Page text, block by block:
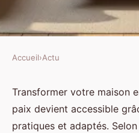
Point home :
intérieur
Accueil›Actu
Transformer votre maison
paix devient accessible
pratiques et adaptés.